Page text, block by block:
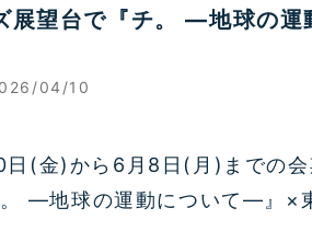
展望台で『チ。 ―地球の
04/10
(金)から6月8日(月)までの
―地球の運動について―』×